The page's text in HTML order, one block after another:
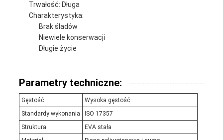
Trwałość: Długa
Charakterystyka:
Brak śladów
Niewiele konserwacji
Długie życie
Parametry techniczne:
Gęstość
Wysoka gęstość
Standardy wykonania
ISO 17357
Struktura
EVA stała